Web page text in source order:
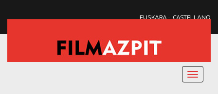
EUSKARA·CASTELLANO
Menu